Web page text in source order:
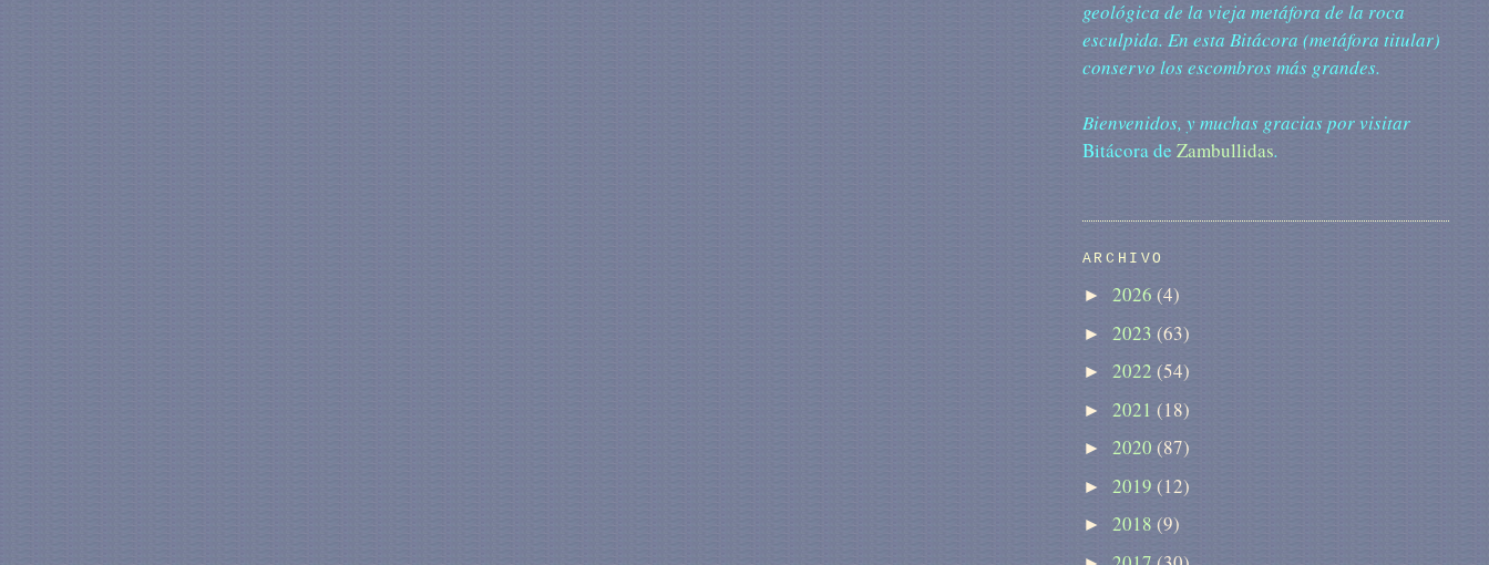
geológica de la vieja metáfora de la roca
esculpida. En esta Bitácora (metáfora titular)
conservo los escombros más grandes.
Bienvenidos, y muchas gracias por visitar
Bitácora de Zambullidas.
ARCHIVO
► 2026 (4)
► 2023 (63)
► 2022 (54)
► 2021 (18)
► 2020 (87)
► 2019 (12)
► 2018 (9)